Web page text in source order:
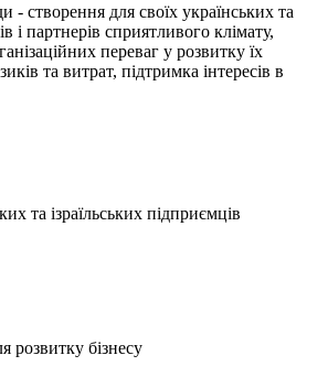
- створення для своїх українських та
і партнерів сприятливого клімату,
переваг у розвитку їх
та витрат, підтримка інтересів в
та ізраїльських підприємців
бізнесу